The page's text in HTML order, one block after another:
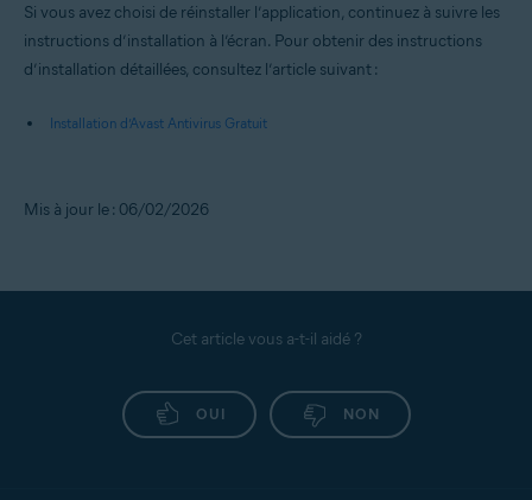
Si vous avez choisi de réinstaller l’application, continuez à suivre les
instructions d’installation à l’écran. Pour obtenir des instructions
d’installation détaillées, consultez l’article suivant :
Installation d’Avast Antivirus Gratuit
Mis à jour le : 06/02/2026
Cet article vous a-t-il aidé ?
OUI NON